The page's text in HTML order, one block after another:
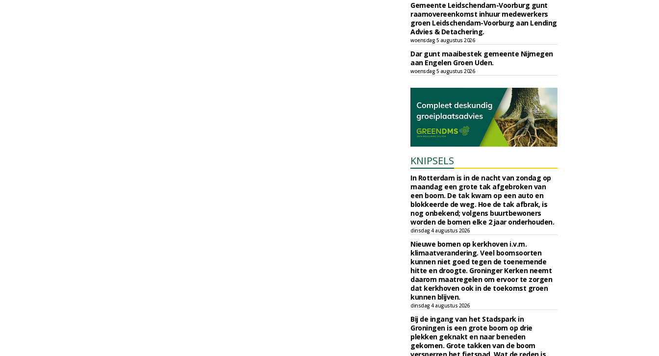
Gemeente Leidschendam-Voorburg gunt
raamovereenkomst inhuur medewerkers
groen Leidschendam-Voorburg aan Lending
Advies & Detachering.
woensdag 5 augustus 2026
Dar gunt maaibestek gemeente Nijmegen
aan Engelen Groen Uden.
woensdag 5 augustus 2026
KNIPSELS
In Rotterdam is in de nacht van zondag op
maandag een grote tak afgebroken van
een boom. De tak kwam op een auto en
blokkeerde de weg. Hoe de tak afbrak, is
nog onbekend; volgens buurtbewoners
worden de bomen elke 2 jaar onderhouden.
dinsdag 4 augustus 2026
Nieuwe bomen op kerkhoven i.v.m.
klimaatverandering. Veel boomsoorten
kunnen niet goed tegen de toenemende
hitte en droogte. Groninger Kerken neemt
daarom maatregelen om ervoor te zorgen
dat kerkhoven ook in de toekomst groen
kunnen blijven.
dinsdag 4 augustus 2026
Bij de ingang van het Stadspark in
Groningen is een grote boom op drie
plekken geknakt en naar beneden
gekomen. Grote takken van de boom